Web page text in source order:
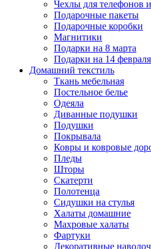
Чехлы для телефонов
Подарочные пакеты
Подарочные коробки
Магнитики
Подарки на 8 марта
Подарки на 14 февраля
Домашний текстиль
Ткань мебельная
Постельное белье
Одеяла
Диванные подушки
Подушки
Покрывала
Ковры и ковровые
Пледы
Шторы
Скатерти
Полотенца
Сидушки на стулья
Халаты домашние
Махровые халаты
Фартуки
Декоративные